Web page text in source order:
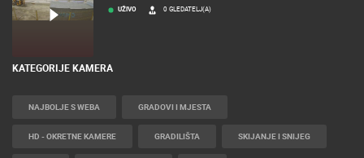
UŽIVO 0 GLEDATELJ(A)
KATEGORIJE KAMERA
NAJBOLJE S WEBA GRADOVI I MJESTA
HD - OKRETNE KAMERE GRADILIŠTA SKIJANJE I SNIJEG